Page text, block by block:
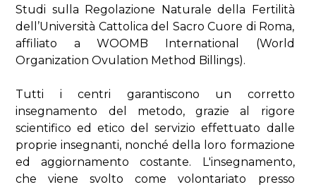
Studi sulla Regolazione Naturale della Fertilità
dell’Università Cattolica del Sacro Cuore di Roma,
affiliato a WOOMB International (World
Organization Ovulation Method Billings).
Tutti i centri garantiscono un corretto
insegnamento del metodo, grazie al rigore
scientifico ed etico del servizio effettuato dalle
proprie insegnanti, nonché della loro formazione
ed aggiornamento costante. L'insegnamento,
che viene svolto come volontariato presso